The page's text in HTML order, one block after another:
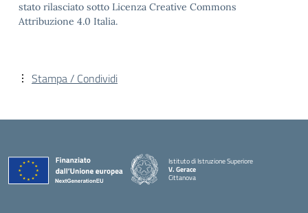
stato rilasciato sotto Licenza Creative Commons
Attribuzione 4.0 Italia.
Stampa / Condividi
Istituto di Istruzione Superiore
V. Gerace
Cittanova